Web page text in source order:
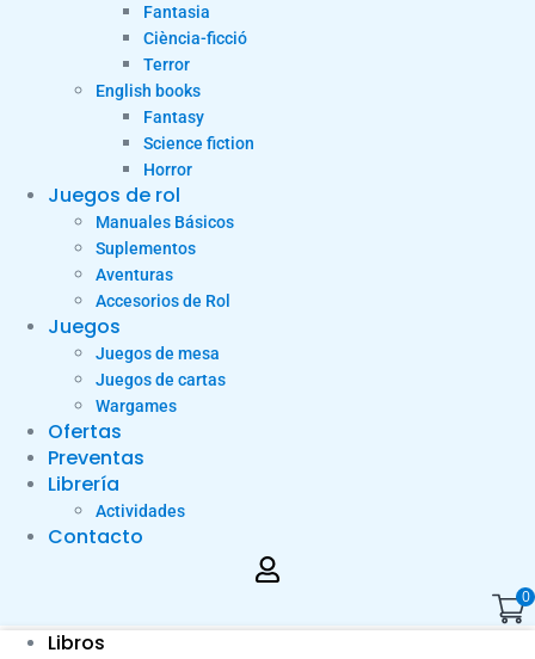
Fantasia
Ciència-ficció
Terror
English books
Fantasy
Science fiction
Horror
Juegos de rol
Manuales Básicos
Suplementos
Aventuras
Accesorios de Rol
Juegos
Juegos de mesa
Juegos de cartas
Wargames
Ofertas
Preventas
Librería
Actividades
Contacto
0
Libros